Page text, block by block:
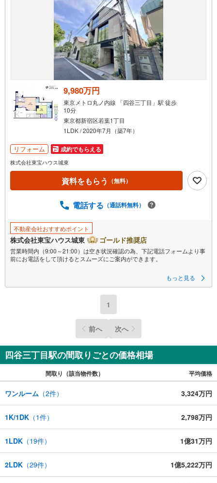
9,980万円
東京メトロ丸ノ内線 「四谷三丁目」駅 徒歩
10分
東京都新宿区若葉1丁目
1LDK / 2020年7月（築7年）
リフォーム 成約でもらえる
株式会社東宝ハウス城東
資料をもらう （無料）
電話する （通話料無料）
不動産会社おすすめポイント
株式会社東宝ハウス城東 ゴールド推奨店
営業時間内（9:00～21:00）は空き状況確認の為、下記電話フォームより事
前にお電話をして頂けるとスムーズにご案内ができます。
▽ご購入後もお客様の人生のパートナーとして暮らしの「安心」を守り続
【Yahoo！ 不動産キャンペーン対象店舗】
当店で物件を成約するとPayPayボーナスライトがもらえる
「Yahoo！ 不動産 物件ご成約キャンペーン」の対象になります。
「資料をもらう」「見学予約をする」ボタンからお問い合わせください。
※必ずYahoo！ JAPAN IDでログインしてください。
※PayPayボーナスライトは出金と譲渡はできません。
お電話でのお問い合わせも常時受け付けております！
■頭金0円からのご購入可能です■（諸費用もOK）
お気軽にお問い合わせください。
もっと見る
1
前へ 次へ
四谷三丁目駅の間取りごとの価格相場
間取り（該当物件数） 平均価格
ワンルーム （2件） 3,324万円
1K/1DK （1件） 2,798万円
1LDK （19件） 1億31万円
2LDK （29件） 1億5,222万円